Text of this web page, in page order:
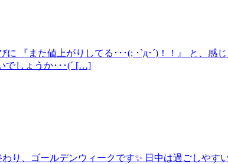
『また値上がりしてる･･･(; ･`д･´)！！』 と、
でしょうか･･･(´ […]
り、ゴールデンウィークです✨ 日中は過ごしや